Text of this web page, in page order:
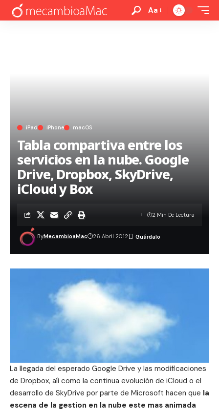
Aa
iPad iPhone macOS
Tabla compartiva entre los
servicios en la nube. Google
Drive, Dropbox, SkyDrive,
iCloud y Box
ByMecambioaMac 26 Abril 2012
2 Min De Lectura
La llegada del esperado Google Drive y las modificaciones
de Dropbox, aíi como la continua evolución de iCloud o el
desarrollo de SkyDrive por parte de Microsoft hacen que la
escena de la gestion en la nube este mas animada